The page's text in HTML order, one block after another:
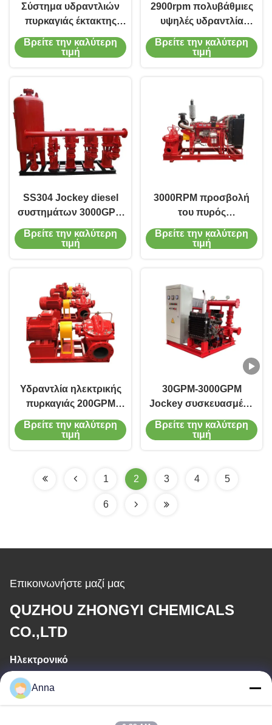
Σύστημα υδραντλιών
πυρκαγιάς έκτακτης
ανάγκης αντλιών
πυρκαγιάς βενζίνης 1,5
Βρείτε την καλύτερη
τιμή
2900rpm πολυβάθμιες
υψηλές υδραντλία
αντλιών πυρκαγιάς για
την προσβολή του
Βρείτε την καλύτερη
τιμή
SS304 Jockey diesel
συστημάτων 3000GPM
υδραντλιών πυρκαγιάς
έκτακτης ανάγκης
Βρείτε την καλύτερη
τιμή
3000RPM προσβολή
του πυρός
φυγοκεντρικών αντλιών
συστημάτων 380V
Βρείτε την καλύτερη
τιμή
Υδραντλία ηλεκτρικής
πυρκαγιάς 200GPM
1500GPM 160Hp
υδραντλία 4 ίντσας για
Βρείτε την καλύτερη
τιμή
30GPM-3000GPM
Jockey συσκευασμένα
συστήματα αντλιών
πυρκαγιάς αντλιών
Βρείτε την καλύτερη
τιμή
1 2 3 4 5
6
Επικοινωνήστε μαζί μας
QUZHOU ZHONGYI CHEMICALS
CO.,LTD
Ηλεκτρονικό
wfmbeide@163.com
Anna